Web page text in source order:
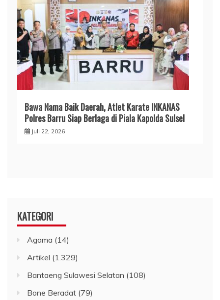
​Bawa Nama Baik Daerah, Atlet Karate INKANAS
Polres Barru Siap Berlaga di Piala Kapolda Sulsel
Juli 22, 2026
KATEGORI
Agama (14)
Artikel (1.329)
Bantaeng Sulawesi Selatan (108)
Bone Beradat (79)